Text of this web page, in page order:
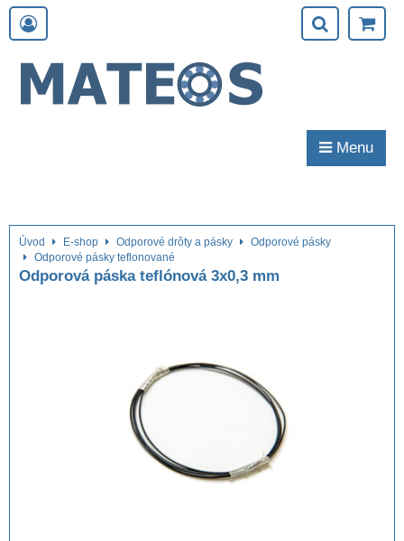
Menu
Úvod E-shop Odporové drôty a pásky
Odporové pásky
Odporové pásky teflonované
Odporová páska teflónová 3x0,3 mm